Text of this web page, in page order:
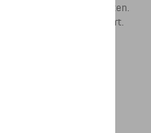
zowel binnen als buiten.
typische Porsche-comfort.